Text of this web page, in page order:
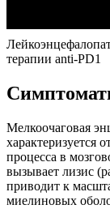
терапии anti-PD1
Мелкоочаговая
характеризуется
процесса в
вызывает лизис
приводит к
миелиновых